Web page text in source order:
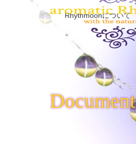
Rhythmoonについて
Document